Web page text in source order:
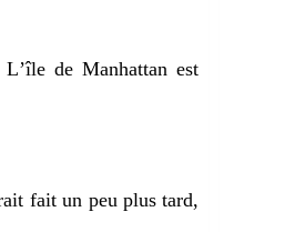
de Manhattan est
fait un peu plus tard,